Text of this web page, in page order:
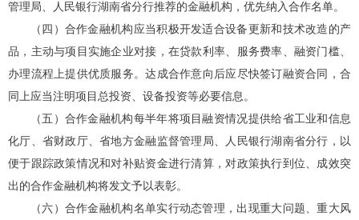
管理局、人民银行湖南省分行推荐的金融机构，优先纳入合作名单。
（四） 合作金融机构应当积极开发适合设备更新和技术改造的产
品，主动与项目实施企业对接，在贷款利率、服务费率、融资门槛、
办理流程上提供优质服务。达成合作意向后应尽快签订融资合同，合
同上应当注明项目总投资、设备投资等必要信息。
（五） 合作金融机构每半年将项目融资情况提供给省工业和信息
化厅、省财政厅、省地方金融监督管理局、人民银行湖南省分行，以
便于跟踪政策情况和对补贴资金进行清算，对政策执行到位、成效突
出的合作金融机构将发文予以表彰。
（六） 合作金融机构名单实行动态管理，出现重大问题、重大风